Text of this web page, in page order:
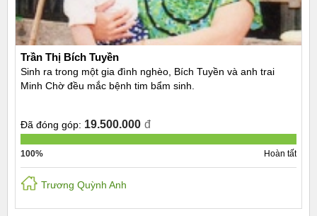
Trần Thị Bích Tuyền
Sinh ra trong một gia đình nghèo, Bích Tuyền và anh trai
Minh Chờ đều mắc bệnh tim bẩm sinh.
Đã đóng góp: 19.500.000 đ
100% Hoàn tất
Trương Quỳnh Anh